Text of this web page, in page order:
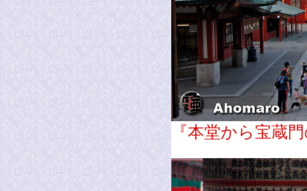
『本堂から宝蔵